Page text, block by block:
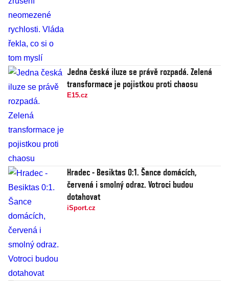
Jedna česká iluze se právě rozpadá. Zelená
transformace je pojistkou proti chaosu
E15.cz
Hradec - Besiktas 0:1. Šance domácích,
červená i smolný odraz. Votroci budou
dotahovat
iSport.cz